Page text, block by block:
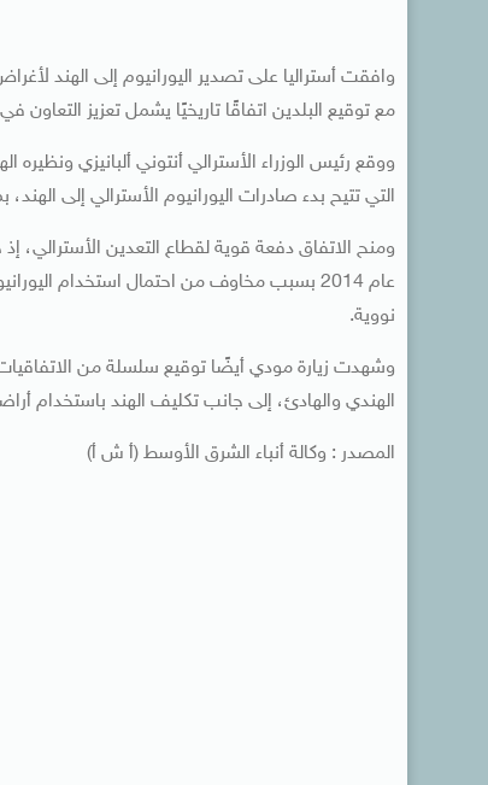
وافقت أستراليا على تصدير اليورانيوم إلى الهند
مع توقيع البلدين اتفاقًا تاريخيًا يشمل تعزيز التعاون
ووقع رئيس الوزراء الأسترالي أنتوني ألبانيزي ونظيره
التي تتيح بدء صادرات اليورانيوم الأسترالي إلى الهند، بما يدعم خطط
عام 2014 بسبب مخاوف من احتمال استخدام
نووية.
وشهدت زيارة مودي أيضًا توقيع سلسلة من
الهندي والهادئ، إلى جانب تكليف الهند باستخدام
المصدر : وكالة أنباء الشرق الأوسط (أ ش أ)